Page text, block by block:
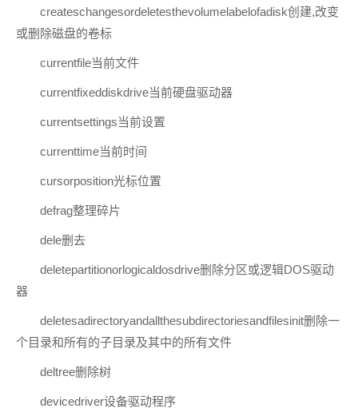
createschangesordeletesthevolumelabelofadisk创建,改变
或删除磁盘的卷标
currentfile当前文件
currentfixeddiskdrive当前硬盘驱动器
currentsettings当前设置
currenttime当前时间
cursorposition光标位置
defrag整理碎片
dele删去
deletepartitionorlogicaldosdrive删除分区或逻辑DOS驱动
器
deletesadirectoryandallthesubdirectoriesandfilesinit删除一
个目录和所有的子目录及其中的所有文件
deltree删除树
devicedriver设备驱动程序